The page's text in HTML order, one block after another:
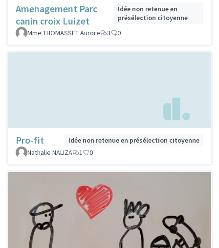
Amenagement Parc
canin croix Luizet
Idée non retenue en
présélection citoyenne
Mme THOMASSET Aurore
3 0
Pro-fit
Idée non retenue en présélection citoyenne
Nathalie NALIZA
1 0